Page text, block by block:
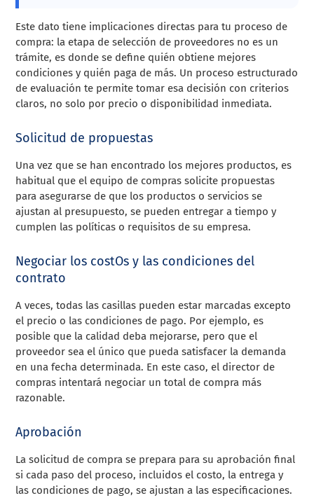
Este dato tiene implicaciones directas para tu proceso de
compra: la etapa de selección de proveedores no es un
trámite, es donde se define quién obtiene mejores
condiciones y quién paga de más. Un proceso estructurado
de evaluación te permite tomar esa decisión con criterios
claros, no solo por precio o disponibilidad inmediata.
Solicitud de propuestas
Una vez que se han encontrado los mejores productos, es
habitual que el equipo de compras solicite propuestas
para asegurarse de que los productos o servicios se
ajustan al presupuesto, se pueden entregar a tiempo y
cumplen las políticas o requisitos de su empresa.
Negociar los costOs y las condiciones del
contrato
A veces, todas las casillas pueden estar marcadas excepto
el precio o las condiciones de pago. Por ejemplo, es
posible que la calidad deba mejorarse, pero que el
proveedor sea el único que pueda satisfacer la demanda
en una fecha determinada. En este caso, el director de
compras intentará negociar un total de compra más
razonable.
Aprobación
La solicitud de compra se prepara para su aprobación final
si cada paso del proceso, incluidos el costo, la entrega y
las condiciones de pago, se ajustan a las especificaciones.